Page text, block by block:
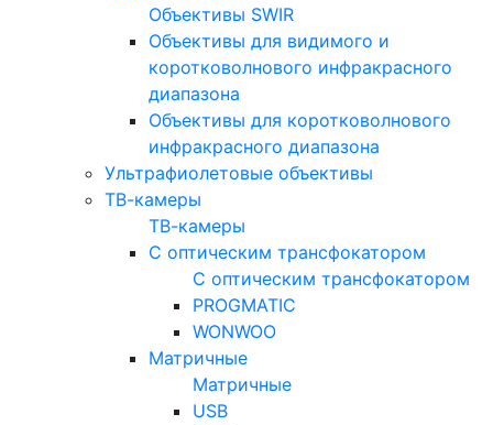
Объективы SWIR
Объективы для видимого и
коротковолнового инфракрасного
диапазона
Объективы для коротковолнового
инфракрасного диапазона
Ультрафиолетовые объективы
ТВ-камеры
ТВ-камеры
С оптическим трансфокатором
С оптическим трансфокатором
PROGMATIC
WONWOO
Матричные
Матричные
USB